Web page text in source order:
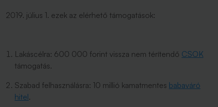
2019. július 1. ezek az elérhető támogatások:
Lakáscélra: 600 000 forint vissza nem térítendő CSOK
támogatás.
Szabad felhasználásra: 10 millió kamatmentes babaváró
hitel.